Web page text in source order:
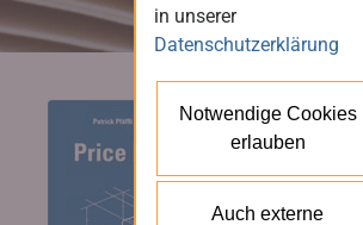
in unserer
Datenschutzerklärung
Notwendige Cookies
erlauben
Auch externe